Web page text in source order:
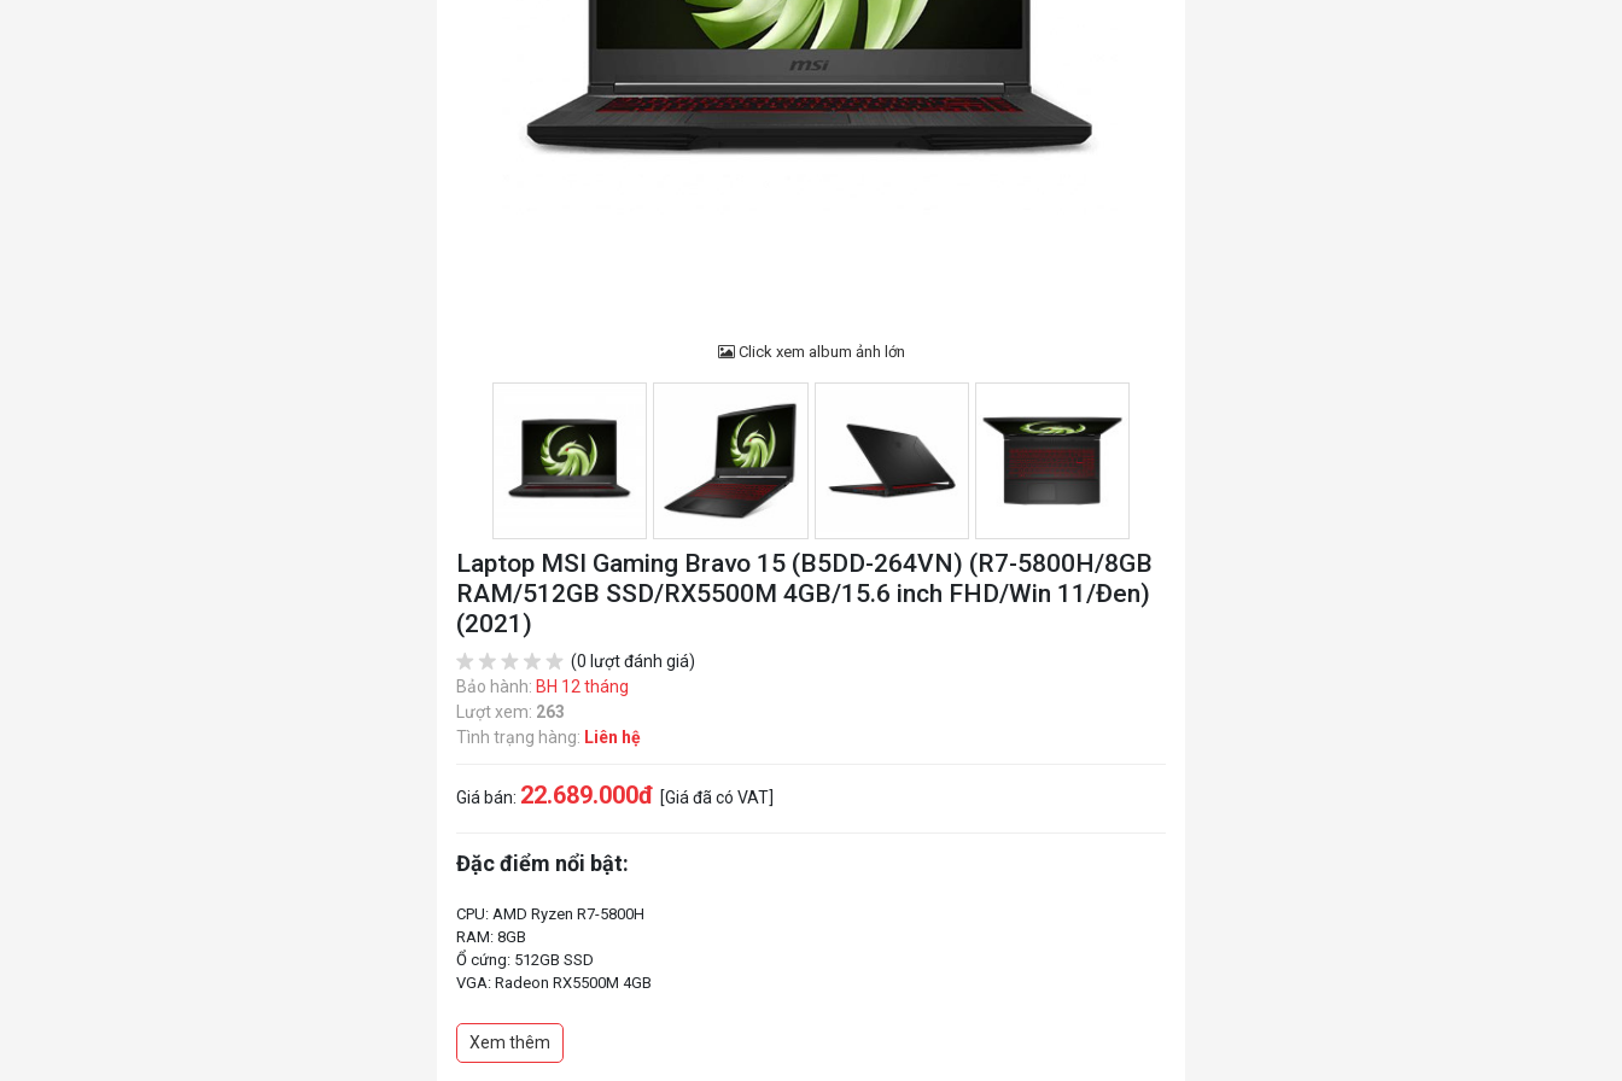
Click xem album ảnh lớn
Laptop MSI Gaming Bravo 15 (B5DD-264VN) (R7-5800H/8GB
RAM/512GB SSD/RX5500M 4GB/15.6 inch FHD/Win 11/Đen)
(2021)
(0 lượt đánh giá)
Bảo hành: BH 12 tháng
Lượt xem: 263
Tình trạng hàng: Liên hệ
Giá bán: 22.689.000đ [Giá đã có VAT]
Đặc điểm nổi bật:
CPU: AMD Ryzen R7-5800H
RAM: 8GB
Ổ cứng: 512GB SSD
VGA: Radeon RX5500M 4GB
Tấm nền: IPS level
Phím: có đèn led
Xem thêm